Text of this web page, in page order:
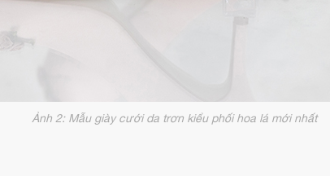
Ảnh 2: Mẫu giày cưới da trơn kiểu phối hoa lá mới nhất